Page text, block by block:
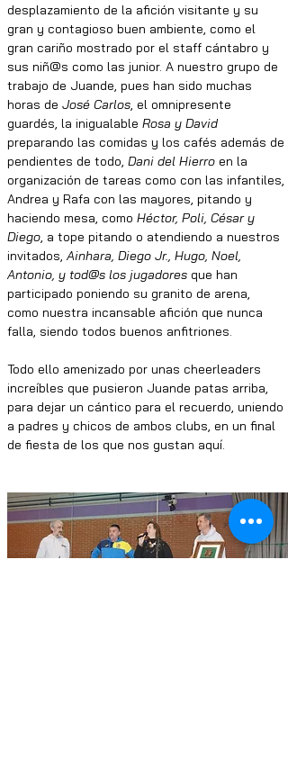
desplazamiento de la afición visitante y su
gran y contagioso buen ambiente, como el
gran cariño mostrado por el staff cántabro y
sus niñ@s como las junior. A nuestro grupo de
trabajo de Juande, pues han sido muchas
horas de José Carlos , el omnipresente
guardés, la inigualable Rosa y David
preparando las comidas y los cafés además de
pendientes de todo, Dani del Hierro en la
organización de tareas como con las infantiles,
Andrea y Rafa con las mayores, pitando y
haciendo mesa, como Héctor, Poli, César y
Diego , a tope pitando o atendiendo a nuestros
invitados, Ainhara, Diego Jr., Hugo, Noel,
Antonio, y tod@s los jugadores que han
participado poniendo su granito de arena,
como nuestra incansable afición que nunca
falla, siendo todos buenos anfitriones.
Todo ello amenizado por unas cheerleaders
increíbles que pusieron Juande patas arriba,
para dejar un cántico para el recuerdo, uniendo
a padres y chicos de ambos clubs, en un final
de fiesta de los que nos gustan aquí.